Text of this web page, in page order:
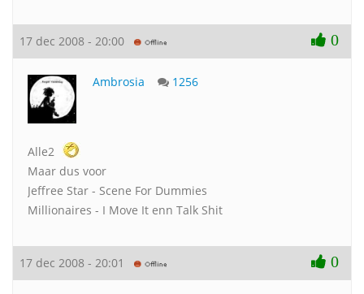
17 dec 2008 - 20:00 0
Ambrosia 1256
Alle2
Maar dus voor
Jeffree Star - Scene For Dummies
Millionaires - I Move It enn Talk Shit
17 dec 2008 - 20:01 0